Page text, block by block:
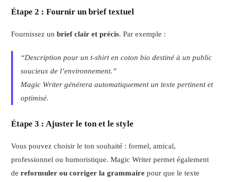
Étape 2 : Fournir un brief textuel
Fournissez unbrief clair et précis. Par exemple :
“Description pour un t-shirt en coton bio destiné à un public
soucieux de l’environnement.”
Magic Writer générera automatiquement un texte pertinent et
optimisé.
Étape 3 : Ajuster le ton et le style
Vous pouvez choisir le ton souhaité : formel, amical,
professionnel ou humoristique. Magic Writer permet également
dereformuler ou corriger la grammaire pour que le texte